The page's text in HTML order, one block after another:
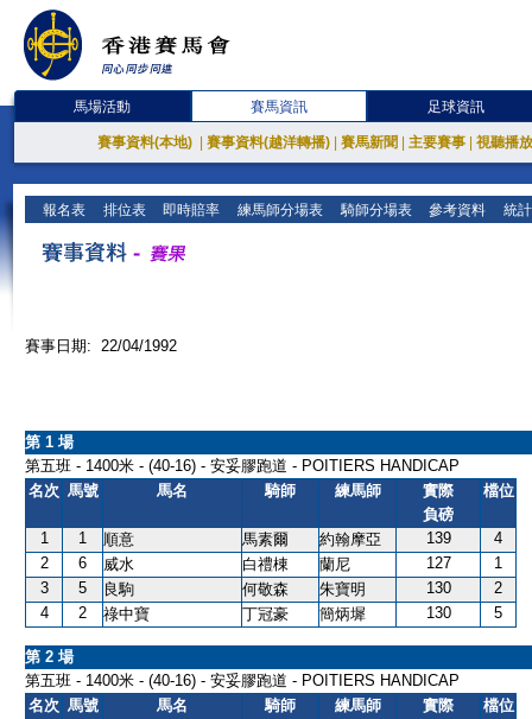
馬場活動 賽馬資訊 足球資訊
賽事資料(本地) 賽事資料(越洋轉播) 賽馬新聞 主要賽事 視聽播
報名表 排位表 即時賠率 練馬師分場表 騎師分場表 參考資料 統
賽事日期: 22/04/1992
第 1 場
第五班 - 1400米 - (40-16) - 安妥膠跑道 - POITIERS HANDICAP
名次 馬號 馬名 騎師 練馬師
實際
負磅
檔位
1 1 順意 馬素爾 約翰摩亞 139
4
2
6 威水 白禮棟 蘭尼 127
1
3
5 良駒 何敬森 朱寶明 130
2
4
2 祿中寶 丁冠豪 簡炳墀 130 5
第 2 場
第五班 - 1400米 - (40-16) - 安妥膠跑道 - POITIERS HANDICAP
名次 馬號 馬名 騎師 練馬師
實際
檔位